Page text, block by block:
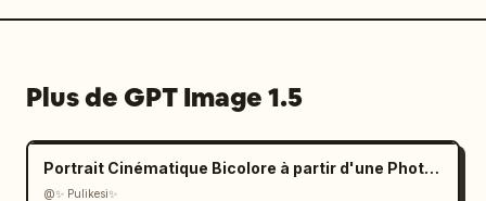
Plus de GPT Image 1.5
Portrait Cinématique Bicolore à partir d'une Photo Téléchargée
@✨ Pulikesi✨